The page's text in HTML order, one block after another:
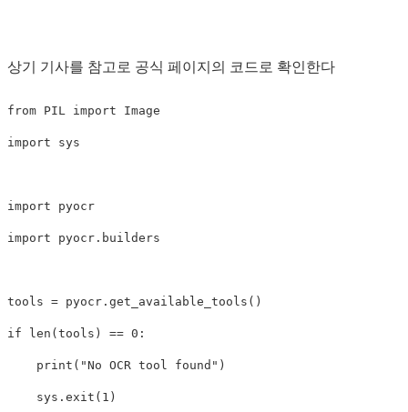
상기 기사를 참고로 공식 페이지의 코드로 확인한다
from PIL import Image
import sys
import pyocr
import pyocr.builders
tools = pyocr . get_available_tools ()
if len ( tools ) == 0 :
print ( "No OCR tool found" )
sys . exit ( 1 )